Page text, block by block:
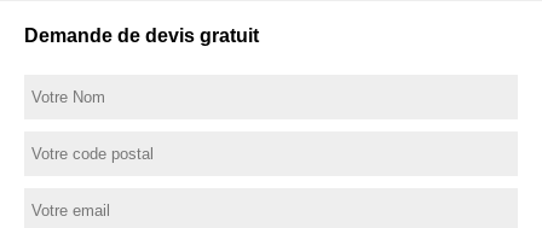
Demande de devis gratuit